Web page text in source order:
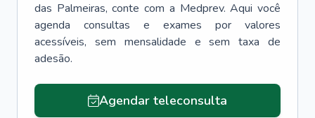
das Palmeiras, conte com a Medprev. Aqui você
agenda consultas e exames por valores
acessíveis, sem mensalidade e sem taxa de
adesão.
Agendar teleconsulta